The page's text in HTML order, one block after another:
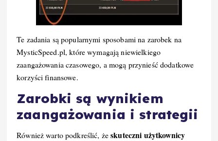
Te zadania są popularnymi sposobami na zarobek na
MysticSpeed.pl, które wymagają niewielkiego
zaangażowania czasowego, a mogą przynieść dodatkowe
korzyści finansowe.
Zarobki są wynikiem
zaangażowania i strategii
Również warto podkreślić, żeskuteczni użytkownicy